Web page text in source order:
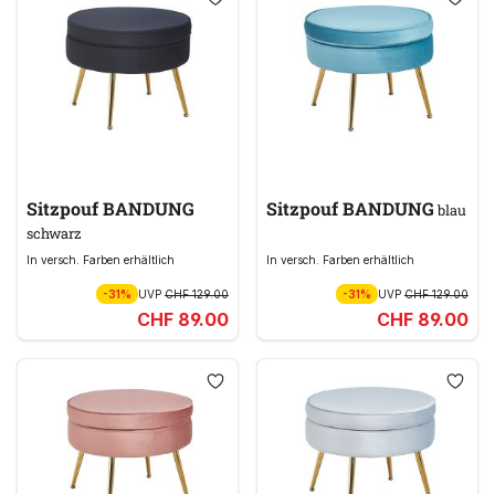
Sitzpouf BANDUNG
schwarz
In versch. Farben erhältlich
-31% UVP CHF 129.00
CHF 89.00
Sitzpouf BANDUNG blau
In versch. Farben erhältlich
-31% UVPCHF 129.00
CHF 89.00